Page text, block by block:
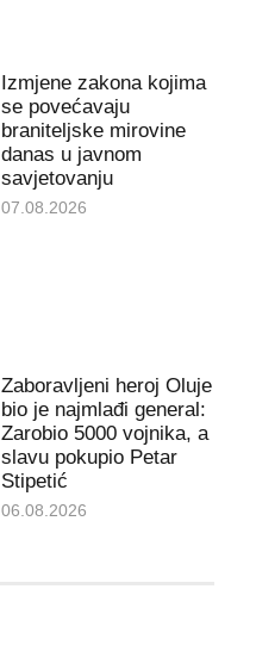
Izmjene zakona kojima
se povećavaju
braniteljske mirovine
danas u javnom
savjetovanju
07.08.2026
Zaboravljeni heroj Oluje
bio je najmlađi general:
Zarobio 5000 vojnika, a
slavu pokupio Petar
Stipetić
06.08.2026